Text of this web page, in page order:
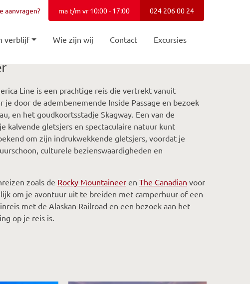
aanvragen? ma t/m vr 10:00 - 17:00 024 206 00 24
verblijf Wie zijn wij Contact Excursies
Line is een prachtige reis die vertrekt vanuit
door de adembenemende Inside Passage en bezoek
en het goudkoortsstadje Skagway. Een van de
kalvende gletsjers en spectaculaire natuur kunt
om zijn indrukwekkende gletsjers, voordat je
culturele bezienswaardigheden en
zoals de Rocky Mountaineer en The Canadian voor
om je avontuur uit te breiden met camperhuur of een
met de Alaskan Railroad en een bezoek aan het
op je reis is.